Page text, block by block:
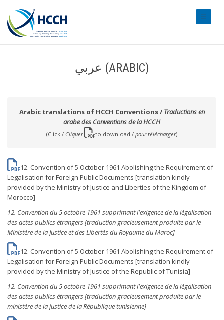
عربي (ARABIC)
Arabic translations of HCCH Conventions / Traductions en
arabe des Conventions de la HCCH
(Click / Cliquer to download /pour télécharger)
12. Convention of 5 October 1961 Abolishing the Requirement of
Legalisation for Foreign Public Documents [translation kindly
provided by the Ministry of Justice and Liberties of the Kingdom of
Morocco]
12. Convention du 5 octobre 1961 supprimant l'exigence de la légalisation
des actes publics étrangers [traduction gracieusement produite par le
Ministère de la Justice et des Libertés du Royaume du Maroc]
12. Convention of 5 October 1961 Abolishing the Requirement of
Legalisation for Foreign Public Documents [translation kindly
provided by the Ministry of Justice of the Republic of Tunisia]
12. Convention du 5 octobre 1961 supprimant l'exigence de la légalisation
des actes publics étrangers [traduction gracieusement produite par le
ministère de la justice de la République tunisienne]